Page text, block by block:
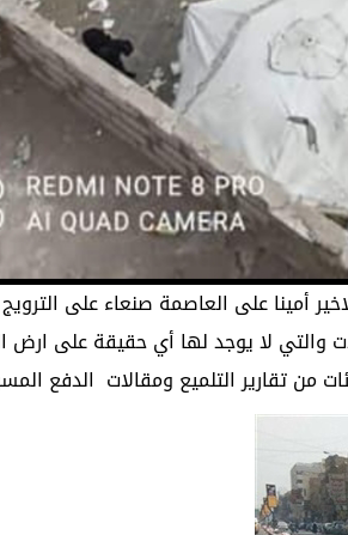
أمينا على العاصمة صنعاء على
والتي لا يوجد لها أي حقيقة على
من تقارير التلميع ومقالات الدفع